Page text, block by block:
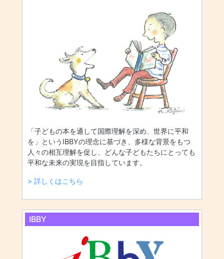
「子どもの本を通して国際理解を深め、世界に平和
を」というIBBYの理念に基づき、多様な背景をもつ
人々の相互理解を促し、どんな子どもたちにとっても
平和な未来の実現を目指しています。
> 詳しくはこちら
IBBY